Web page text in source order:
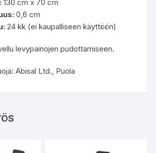
130 cm x 70 cm
0,6 cm
24 kk (ei kaupalliseen käyttöön)
levypainojen pudottamiseen.
Abisal Ltd., Puola